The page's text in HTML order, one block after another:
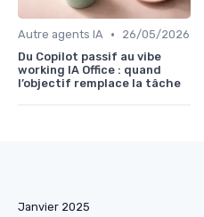
Autre agents IA •
26/05/2026
Du Copilot passif au vibe
working IA Office : quand
l’objectif remplace la tâche
Janvier 2025